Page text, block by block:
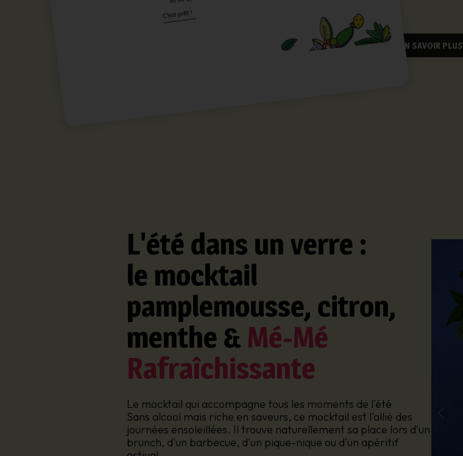
EN SAVOIR PLUS
L'été dans un verre :
le mocktail
pamplemousse, citron,
menthe & Mé-Mé
Rafraîchissante
Le mocktail qui accompagne tous les moments de l'été
Sans alcool mais riche en saveurs, ce mocktail est l'allié des
journées ensoleillées. Il trouve naturellement sa place lors d'un
brunch, d'un barbecue, d'un pique-nique ou d'un apéritif